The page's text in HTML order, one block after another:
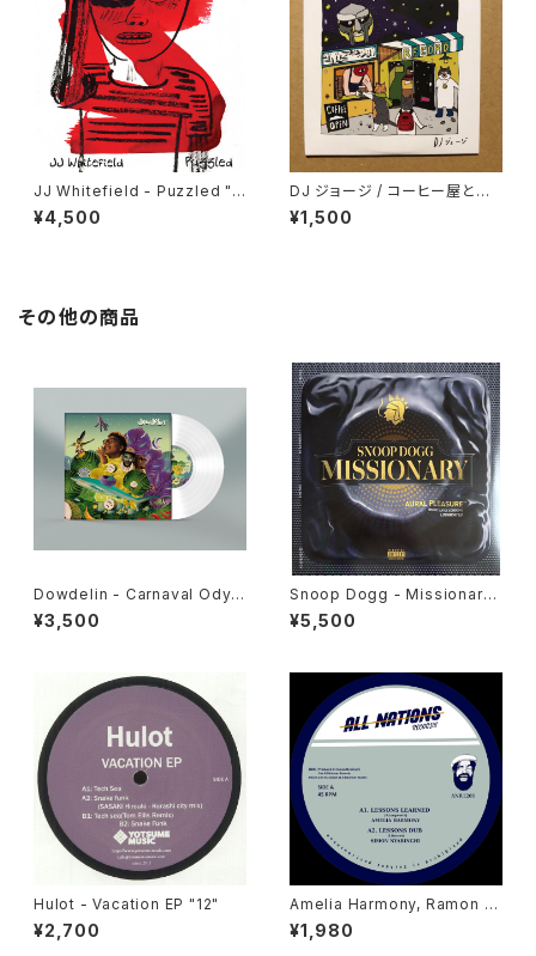
JJ Whitefield - Puzzled "L
P"
¥4,500
DJ ジョージ / コーヒー屋とレ
コード屋がやりたくてCD出しま
した
¥1,500
その他の商品
Dowdelin - Carnaval Odys
sey "LP"
¥3,500
Snoop Dogg - Missionary
"LP"
¥5,500
Hulot - Vacation EP "12"
¥2,700
Amelia Harmony, Ramon J
udah, Jah 93, Simon Nyabi
nghi - Lessons Learned "1
¥1,980